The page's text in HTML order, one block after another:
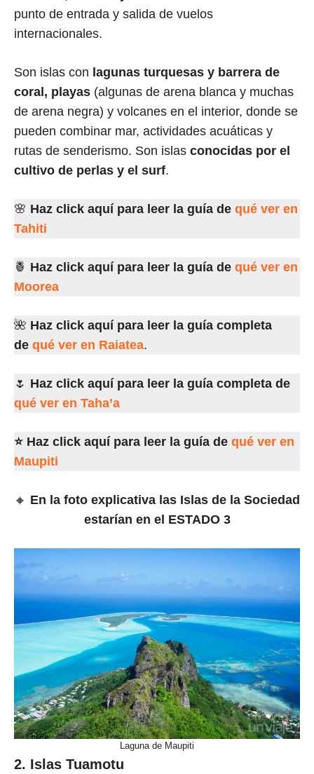
punto de entrada y salida de vuelos
internacionales.
Son islas con lagunas turquesas y barrera de
coral, playas (algunas de arena blanca y muchas
de arena negra) y volcanes en el interior, donde se
pueden combinar mar, actividades acuáticas y
rutas de senderismo. Son islas conocidas por el
cultivo de perlas y el surf.
🌸 Haz click aquí para leer la guía de qué ver en
Tahiti
🍍 Haz click aquí para leer la guía de qué ver en
Moorea
🌺 Haz click aquí para leer la guía completa
de qué ver en Raiatea.
🌷 Haz click aquí para leer la guía completa de
qué ver en Taha’a
⭐ Haz click aquí para leer la guía de qué ver en
Maupiti
🔸 En la foto explicativa las Islas de la Sociedad
estarían en el ESTADO 3
Laguna de Maupiti
2. Islas Tuamotu